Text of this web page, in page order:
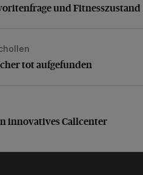
und Fitnesszustand
tot aufgefunden
tot aufgefunden
innovatives Callcenter
innovatives Callcenter